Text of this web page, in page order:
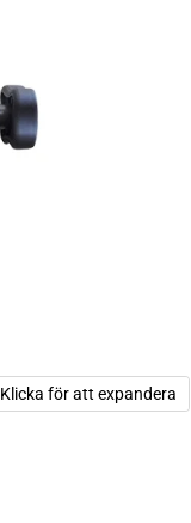
Klicka för att expandera